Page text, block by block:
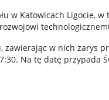
w Katowicach Ligocie,
zawierając w nich
Na tę datę przypada